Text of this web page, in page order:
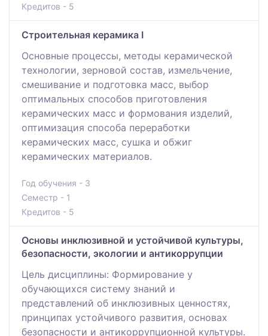
Кредитов - 5
Строительная керамика I
Основные процессы, методы керамической
технологии, зерновой состав, измельчение,
смешивание и подготовка масс, выбор
оптимальных способов приготовления
керамических масс и формования изделий,
оптимизация способа переработки
керамических масс, сушка и обжиг
керамических материалов.
Год обучения - 3
Семестр - 1
Кредитов - 5
Основы инклюзивной и устойчивой культуры,
безопасности, экологии и антикоррупции
Цель дисциплины: Формирование у
обучающихся систему знаний и
представлений об инклюзивных ценностях,
принципах устойчивого развития, основах
безопасности и антикоррупционной культуры.